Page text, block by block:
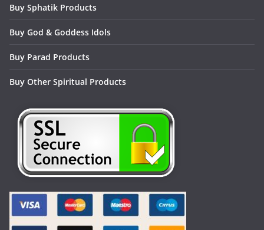
Buy Sphatik Products
Buy God & Goddess Idols
Buy Parad Products
Buy Other Spiritual Products